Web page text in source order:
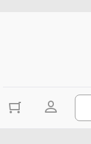
ورود به